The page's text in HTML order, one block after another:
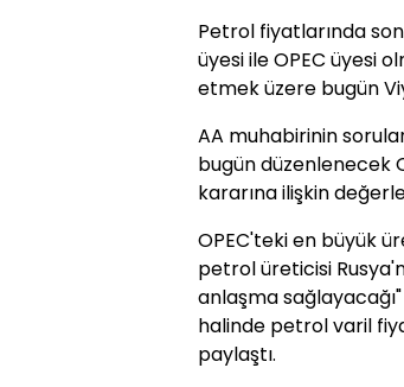
Petrol fiyatlarında
üyesi ile OPEC üyesi
etmek üzere bugün
AA muhabirinin
bugün düzenlenecek
kararına ilişkin
OPEC'teki en büyük
petrol üreticisi
anlaşma
halinde petrol varil
paylaştı.